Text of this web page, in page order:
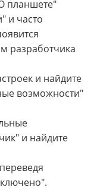
планшете"
и часто
разработчика
и найдите
возможности"
и найдите